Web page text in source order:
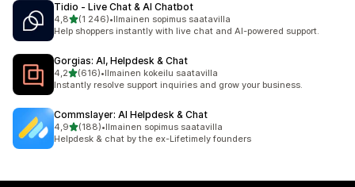
Tidio ‑ Live Chat & AI Chatbot
4,8/ 5 tähteä
(1 246)
1246 arvostelua yhteensä
•Ilmainen sopimus saatavilla
Help shoppers instantly with live chat and AI-powered support.
Gorgias: AI, Helpdesk & Chat
4,2/ 5 tähteä
(616)
616 arvostelua yhteensä
•Ilmainen kokeilu saatavilla
Instantly resolve support inquiries and grow your business.
Commslayer: AI Helpdesk & Chat
4,9/ 5 tähteä
(188)
188 arvostelua yhteensä
•Ilmainen sopimus saatavilla
Helpdesk & chat by the ex-Lifetimely founders